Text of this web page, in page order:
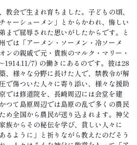
教会で生まれ育ちました。子どもの頃、
ャーシューメン」とからかわれ、悔しい
まで屈辱された思いがしたからです。と
では「アーメン・ソーメン・冷ソーメ
ンの親戚で元・貴族のマルク・マリー・
1914.11/7) の働きにあるのです。彼は28
、様々な分野に長けた人で、禁教令が解
で傷ついた人々に寄り添い、様々な援助
では修道院を、長崎周辺には会堂を建
つて島原周辺では島原の乱で多くの農民
め全国から農民が送り込まれます。神父
族からその秘伝を学び、貧しい人々に
るように」と祈りながら教えたのだそう